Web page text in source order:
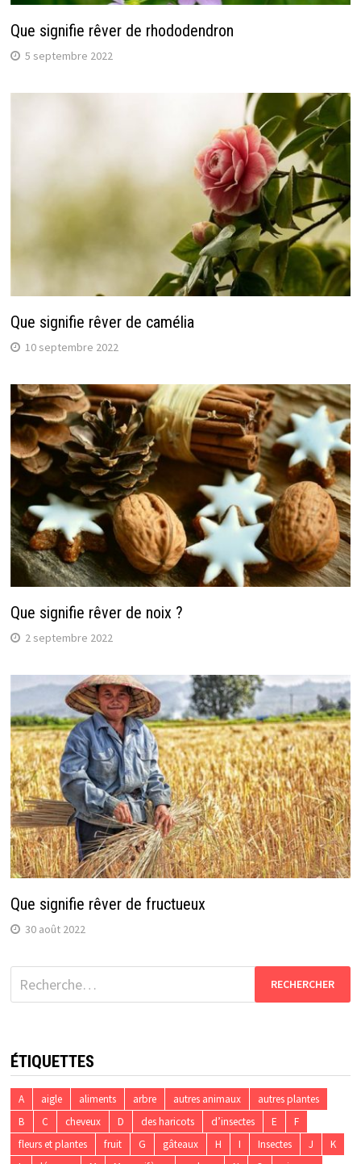
Que signifie rêver de rhododendron
5 septembre 2022
Que signifie rêver de camélia
10 septembre 2022
Que signifie rêver de noix ?
2 septembre 2022
Que signifie rêver de fructueux
30 août 2022
Rechercher :
ÉTIQUETTES
A aigle aliments arbre autres animaux
autres plantes
B
C cheveux D des haricots d’insectes E
F
fleurs et plantes
fruit G gâteaux H I Insectes J
K